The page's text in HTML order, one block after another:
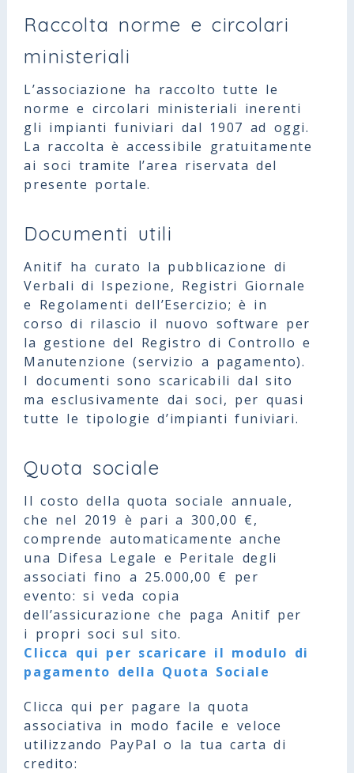
Raccolta norme e circolari
ministeriali
L’associazione ha raccolto tutte le
norme e circolari ministeriali inerenti
gli impianti funiviari dal 1907 ad oggi.
La raccolta è accessibile gratuitamente
ai soci tramite l’area riservata del
presente portale.
Documenti utili
Anitif ha curato la pubblicazione di
Verbali di Ispezione, Registri Giornale
e Regolamenti dell’Esercizio; è in
corso di rilascio il nuovo software per
la gestione del Registro di Controllo e
Manutenzione (servizio a pagamento).
I documenti sono scaricabili dal sito
ma esclusivamente dai soci, per quasi
tutte le tipologie d’impianti funiviari.
Quota sociale
Il costo della quota sociale annuale,
che nel 2019 è pari a 300,00 €,
comprende automaticamente anche
una Difesa Legale e Peritale degli
associati fino a 25.000,00 € per
evento: si veda copia
dell’assicurazione che paga Anitif per
i propri soci sul sito.
Clicca qui per scaricare il modulo di
pagamento della Quota Sociale
Clicca qui per pagare la quota
associativa in modo facile e veloce
utilizzando PayPal o la tua carta di
credito: